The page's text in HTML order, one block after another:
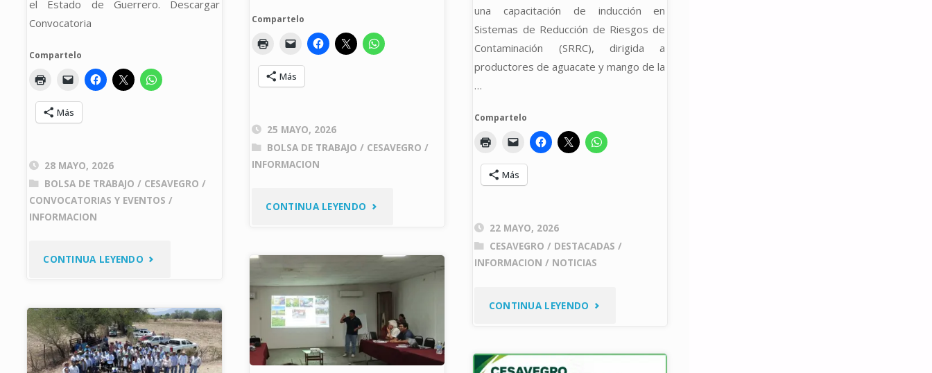
el Estado de Guerrero. Descargar
Convocatoria
Compartelo
Más
28 MAYO, 2026
BOLSA DE TRABAJO / CESAVEGRO /
CONVOCATORIAS Y EVENTOS /
INFORMACION
CONTINUA LEYENDO "CONVOCATORIA
AUXILIAR
DE
Compartelo
Más
25 MAYO, 2026
BOLSA DE TRABAJO / CESAVEGRO /
INFORMACION
CONTINUA LEYENDO "CONVOCATORIA
DE
CAMPO
–
una capacitación de inducción en
Sistemas de Reducción de Riesgos de
Contaminación (SRRC), dirigida a
productores de aguacate y mango de la
…
Compartelo
Más
22 MAYO, 2026
CESAVEGRO / DESTACADAS /
INFORMACION / NOTICIAS
CONTINUA LEYENDO "CAPACITAN